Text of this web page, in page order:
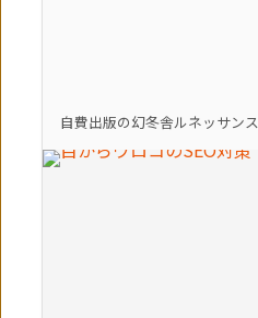
自費出版の幻冬舎ルネッサンス